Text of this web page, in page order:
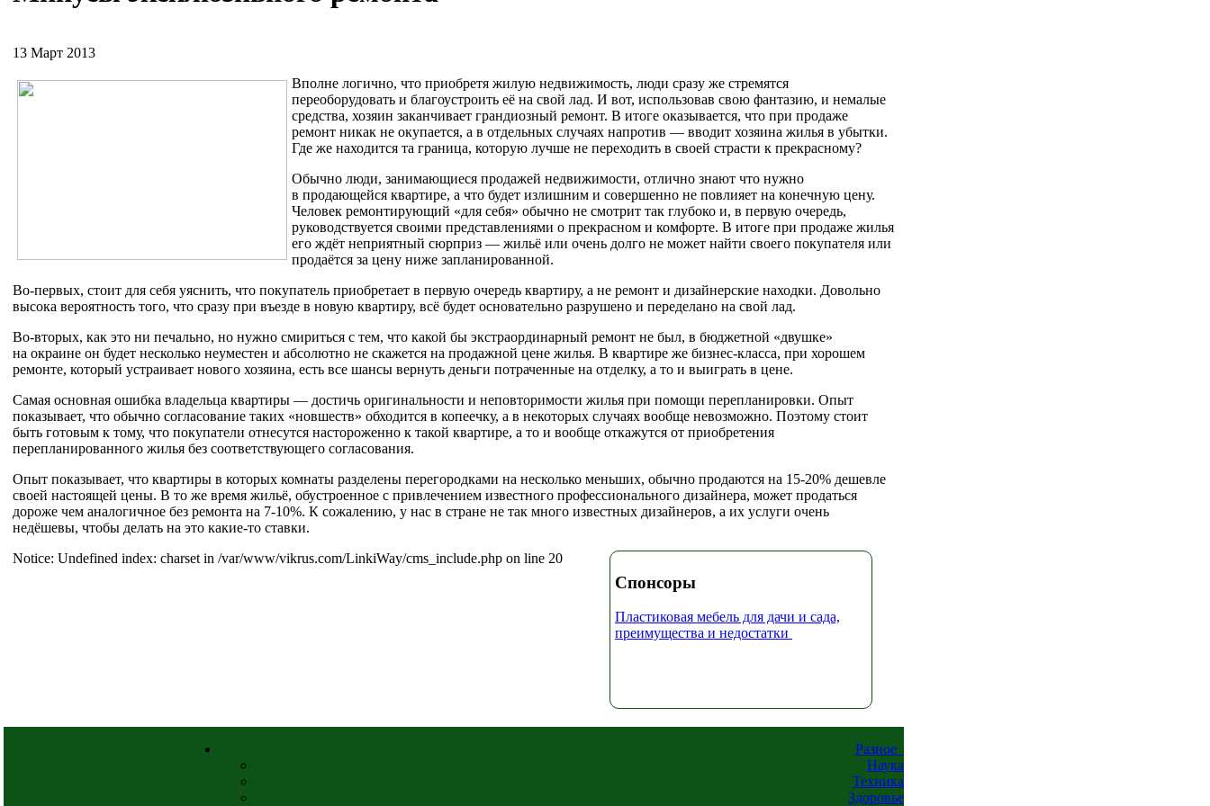
13 Март 2013
Вполне логично, что приобретя жилую недвижимость, люди сразу же стремятся
переоборудовать и благоустроить её на свой лад. И вот, использовав свою фантазию, и немалые
средства, хозяин заканчивает грандиозный ремонт. В итоге оказывается, что при продаже
ремонт никак не окупается, а в отдельных случаях напротив — вводит хозяина жилья в убытки.
Где же находится та граница, которую лучше не переходить в своей страсти к прекрасному?
Обычно люди, занимающиеся продажей недвижимости, отлично знают что нужно
в продающейся квартире, а что будет излишним и совершенно не повлияет на конечную цену.
Человек ремонтирующий «для себя» обычно не смотрит так глубоко и, в первую очередь,
руководствуется своими представлениями о прекрасном и комфорте. В итоге при продаже жилья
его ждёт неприятный сюрприз — жильё или очень долго не может найти своего покупателя или
продаётся за цену ниже запланированной.
Во-первых, стоит для себя уяснить, что покупатель приобретает в первую очередь квартиру, а не ремонт и дизайнерские находки. Довольно
высока вероятность того, что сразу при въезде в новую квартиру, всё будет основательно разрушено и переделано на свой лад.
Во-вторых, как это ни печально, но нужно смириться с тем, что какой бы экстраординарный ремонт не был, в бюджетной «двушке»
на окраине он будет несколько неуместен и абсолютно не скажется на продажной цене жилья. В квартире же бизнес-класса, при хорошем
ремонте, который устраивает нового хозяина, есть все шансы вернуть деньги потраченные на отделку, а то и выиграть в цене.
Самая основная ошибка владельца квартиры — достичь оригинальности и неповторимости жилья при помощи перепланировки. Опыт
показывает, что обычно согласование таких «новшеств» обходится в копеечку, а в некоторых случаях вообще невозможно. Поэтому стоит
быть готовым к тому, что покупатели отнесутся настороженно к такой квартире, а то и вообще откажутся от приобретения
перепланированного жилья без соответствующего согласования.
Опыт показывает, что квартиры в которых комнаты разделены перегородками на несколько меньших, обычно продаются на 15-20% дешевле
своей настоящей цены. В то же время жильё, обустроенное с привлечением известного профессионального дизайнера, может продаться
дороже чем аналогичное без ремонта на 7-10%. К сожалению, у нас в стране не так много известных дизайнеров, а их услуги очень
недёшевы, чтобы делать на это какие-то ставки.
Спонсоры
Пластиковая мебель для дачи и сада,
преимущества и недостатки
Notice: Undefined index: charset in /var/www/vikrus.com/LinkiWay/cms_include.php on line 20
Разное
Наука
Техника
Здоровье